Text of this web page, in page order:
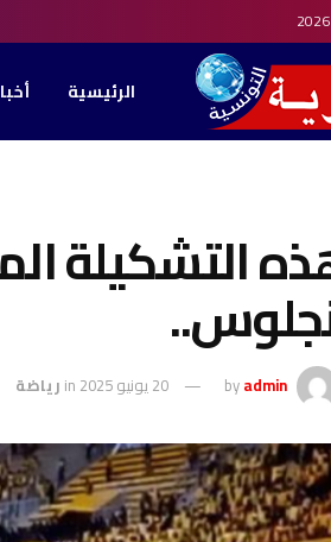
الرئيسية
التشكيلة
byadmin 20 يونيو 2025 in رياضة